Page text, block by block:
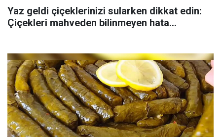
Yaz geldi çiçeklerinizi sularken dikkat edin:
Çiçekleri mahveden bilinmeyen hata...